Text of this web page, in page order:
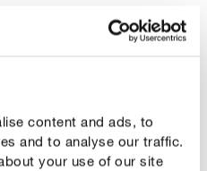
content and ads, to
and to analyse our traffic.
your use of our site